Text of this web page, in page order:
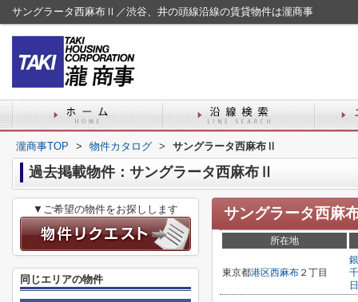
サングラータ西麻布Ⅱ／渋谷、井の頭線沿線の賃貸物件は瀧商事
瀧商事TOP > 物件カタログ > サングラータ西麻布Ⅱ
過去掲載物件：サングラータ西麻布Ⅱ
サングラータ西麻
所在地
東京都港区西麻布 ２丁目
▼ご希望の物件をお探しします
同じエリアの物件